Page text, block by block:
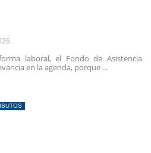
laboral, el Fondo de Asistencia
en la agenda, porque ...